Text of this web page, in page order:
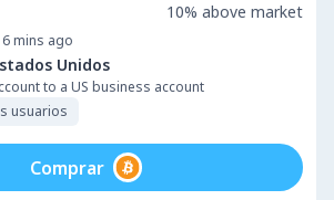
mins ago
Unidos
to a US business account
usuarios
10% above market
Comprar